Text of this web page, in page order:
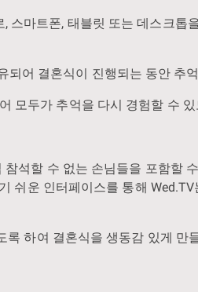
스마트폰, 태블릿 또는 데스크톱
어 결혼식이 진행되는 동안 추
모두가 추억을 다시 경험할 수
참석할 수 없는 손님들을 포함할
쉬운 인터페이스를 통해
록 하여 결혼식을 생동감 있게 만